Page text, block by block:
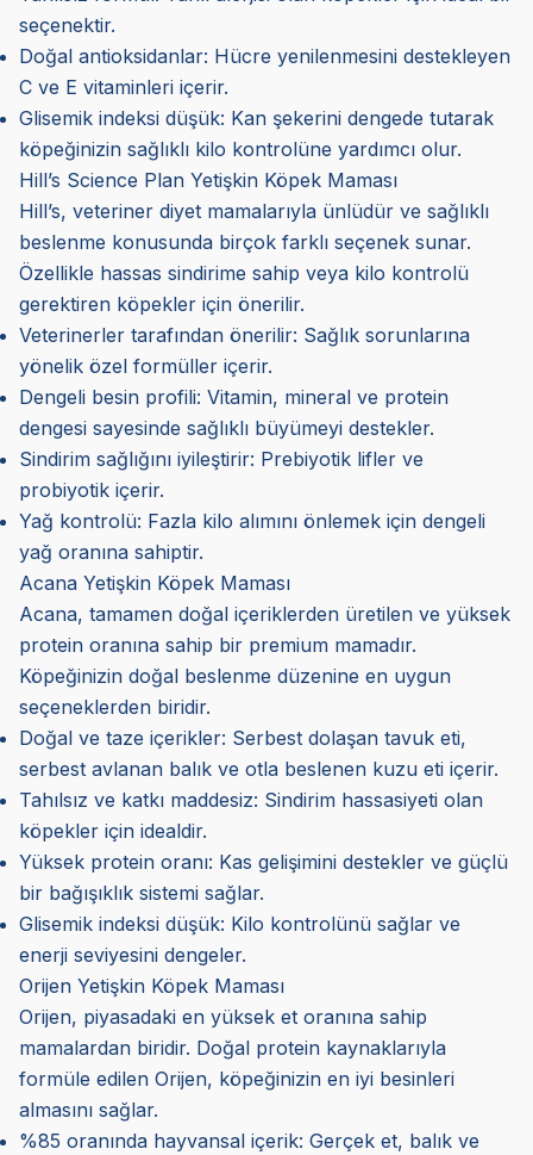
seçenektir.
Doğal antioksidanlar: Hücre yenilenmesini destekleyen
C ve E vitaminleri içerir.
Glisemik indeksi düşük: Kan şekerini dengede tutarak
köpeğinizin sağlıklı kilo kontrolüne yardımcı olur.
Hill’s Science Plan Yetişkin Köpek Maması
Hill’s, veteriner diyet mamalarıyla ünlüdür ve sağlıklı
beslenme konusunda birçok farklı seçenek sunar.
Özellikle hassas sindirime sahip veya kilo kontrolü
gerektiren köpekler için önerilir.
Veterinerler tarafından önerilir: Sağlık sorunlarına
yönelik özel formüller içerir.
Dengeli besin profili: Vitamin, mineral ve protein
dengesi sayesinde sağlıklı büyümeyi destekler.
Sindirim sağlığını iyileştirir: Prebiyotik lifler ve
probiyotik içerir.
Yağ kontrolü: Fazla kilo alımını önlemek için dengeli
yağ oranına sahiptir.
Acana Yetişkin Köpek Maması
Acana, tamamen doğal içeriklerden üretilen ve yüksek
protein oranına sahip bir premium mamadır.
Köpeğinizin doğal beslenme düzenine en uygun
seçeneklerden biridir.
Doğal ve taze içerikler: Serbest dolaşan tavuk eti,
serbest avlanan balık ve otla beslenen kuzu eti içerir.
Tahılsız ve katkı maddesiz: Sindirim hassasiyeti olan
köpekler için idealdir.
Yüksek protein oranı: Kas gelişimini destekler ve güçlü
bir bağışıklık sistemi sağlar.
Glisemik indeksi düşük: Kilo kontrolünü sağlar ve
enerji seviyesini dengeler.
Orijen Yetişkin Köpek Maması
Orijen, piyasadaki en yüksek et oranına sahip
mamalardan biridir. Doğal protein kaynaklarıyla
formüle edilen Orijen, köpeğinizin en iyi besinleri
almasını sağlar.
%85 oranında hayvansal içerik: Gerçek et, balık ve